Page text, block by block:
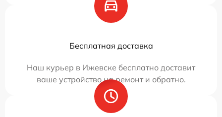
Бесплатная доставка
Наш курьер в Ижевске бесплатно доставит
ваше устройство на ремонт и обратно.